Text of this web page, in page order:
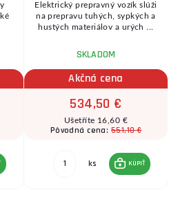
Elektrický prepravný vozík slúži
na prepravu tuhých, sypkých a
hustých materiálov a urých ...
SKLADOM
Akčná cena
534,50 €
Ušetříte 16,60 €
Pôvodná cena:551,10 €
ks KÚPIŤ